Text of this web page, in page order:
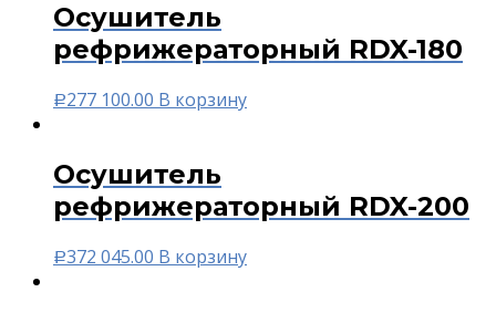
Осушитель
рефрижераторный RDX-180
Р277 100.00 В корзину
Осушитель
рефрижераторный RDX-200
Р372 045.00 В корзину